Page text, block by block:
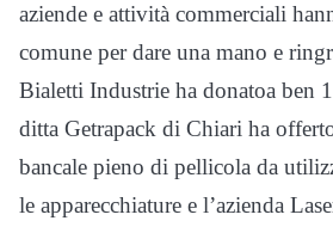
aziende e attività commerciali
comune per dare una mano e
Bialetti Industrie ha donatoa ben
ditta Getrapack di Chiari ha
bancale pieno di pellicola da
le apparecchiature e l’azienda